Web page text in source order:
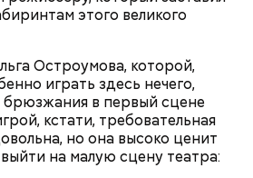
этого великого
Остроумова, которой,
играть здесь нечего,
брюзжания в первый сцене
кстати, требовательная
но она высоко ценит
на малую сцену театра: